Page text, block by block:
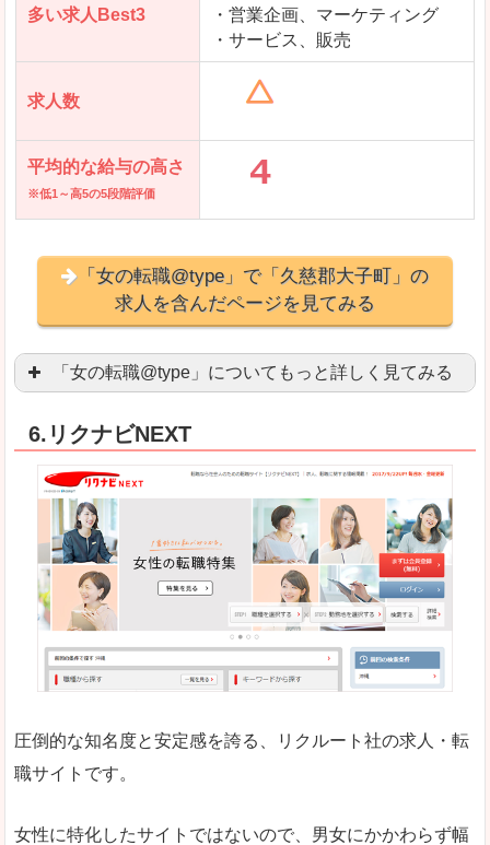
多い求人Best3
・営業企画、マーケティング
・サービス、販売
求人数
平均的な給与の高さ
※低1～高5の5段階評価
「女の転職@type」で「久慈郡大子町」の
求人を含んだページを見てみる
「女の転職@type」についてもっと詳しく見てみる
良いところ
正社員求人が約80％、正社員で長く働きたい方に
働く女のワーク＆ライフマガジン「woman type
悪いところ
求人の掲載数が少ないです。
求人の掲載情報の文字が小さめで、少し見づらい
詳しい説明
女性でエンジニア職への転職をお考えの方は、こ
6.リクナビNEXT
圧倒的な知名度と安定感を誇る、リクルート社の求人・転
職サイトです。
女性に特化したサイトではないので、男女にかかわらず幅